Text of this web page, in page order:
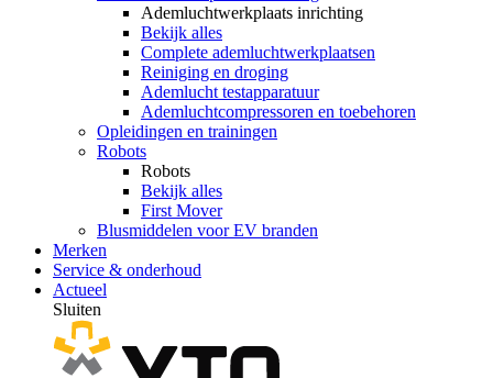
Ademluchtwerkplaats inrichting
Bekijk alles
Complete ademluchtwerkplaatsen
Reiniging en droging
Ademlucht testapparatuur
Ademluchtcompressoren en toebehoren
Opleidingen en trainingen
Robots
Robots
Bekijk alles
First Mover
Blusmiddelen voor EV branden
Merken
Service & onderhoud
Actueel
Sluiten